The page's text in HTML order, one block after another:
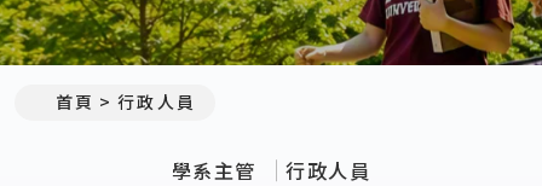
首頁 行政人員
學系主管 行政人員